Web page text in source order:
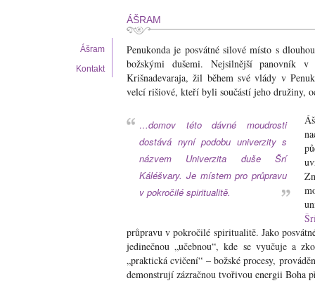
ÁŠRAM
Penukonda je posvátné silové místo s
božskými dušemi. Nejsilnější panovník
Krišnadevaraja, žil během své vlády v
velcí rišiové, kteří byli součástí jeho družiny,
…domov této dávné moudrosti
dostává nyní podobu univerzity s
názvem Univerzita duše Šrí
Káléšvary. Je místem pro průpravu
v pokročilé spiritualitě.
průpravu v pokročilé spiritualitě. Jako
jedinečnou „učebnou“, kde se vyučuje a
„praktická cvičení“ – božské procesy,
demonstrují zázračnou tvořivou energii Boha
Ášram
Kontakt